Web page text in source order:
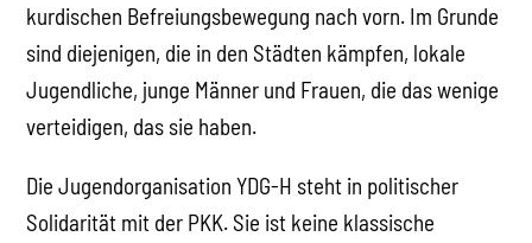
kurdischen Befreiungsbewegung nach vorn. Im Grunde
sind diejenigen, die in den Städten kämpfen, lokale
Jugendliche, junge Männer und Frauen, die das wenige
verteidigen, das sie haben.
Die Jugendorganisation YDG-H steht in politischer
Solidarität mit der PKK. Sie ist keine klassische